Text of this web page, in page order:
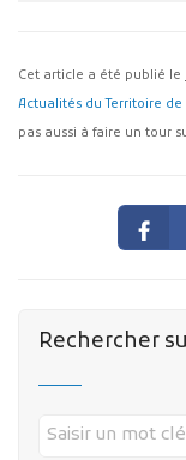
Cet article a été publié le
Actualités du Territoire de
pas aussi à faire un tour
Rechercher